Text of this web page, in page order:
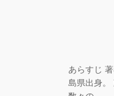
あらすじ
島県出身。